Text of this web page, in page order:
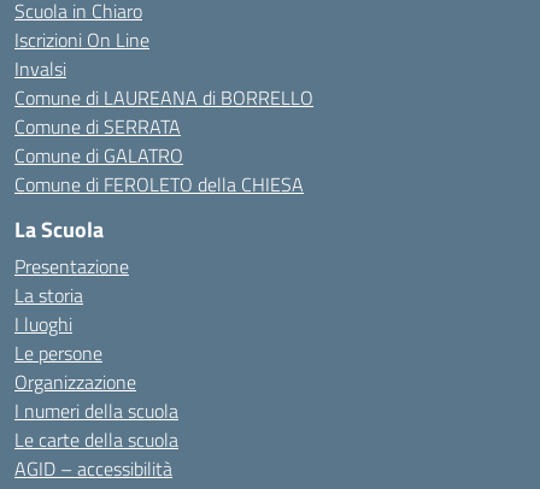
Scuola in Chiaro
Iscrizioni On Line
Invalsi
Comune di LAUREANA di BORRELLO
Comune di SERRATA
Comune di GALATRO
Comune di FEROLETO della CHIESA
La Scuola
Presentazione
La storia
I luoghi
Le persone
Organizzazione
I numeri della scuola
Le carte della scuola
AGID – accessibilità